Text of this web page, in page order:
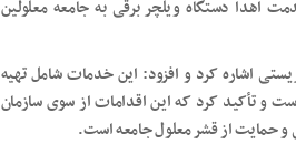
اهدا دستگاه ویلچر برقی به جامعه معلولین
اشاره کرد و افزود: این خدمات شامل تهیه
و تأکید کرد که این اقدامات از سوی سازمان
حمایت از قشر معلول جامعه است.